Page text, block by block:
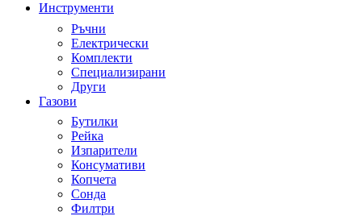
Инструменти
Ръчни
Електрически
Комплекти
Специализирани
Други
Газови
Бутилки
Рейка
Изпарители
Консумативи
Копчета
Сонда
Филтри